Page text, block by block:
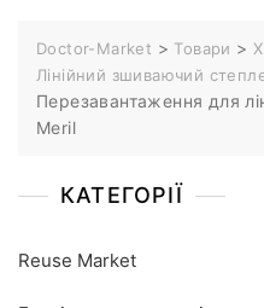
Doctor-Market > Товари >
Лінійний зшиваючий
Перезавантаження для
Meril
КАТЕГОРІЇ
Reuse Market